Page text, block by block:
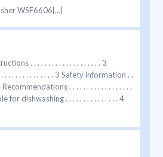
WSF6606[...]
. . . . . . . . . . . . . . . . . . . . 3
. . . . . . . . . . . . . . . 3 Safety information . .
Recommendations . . . . . . . . . . . . . . . . . .
for dishwashing . . . . . . . . . . . . . . . 4